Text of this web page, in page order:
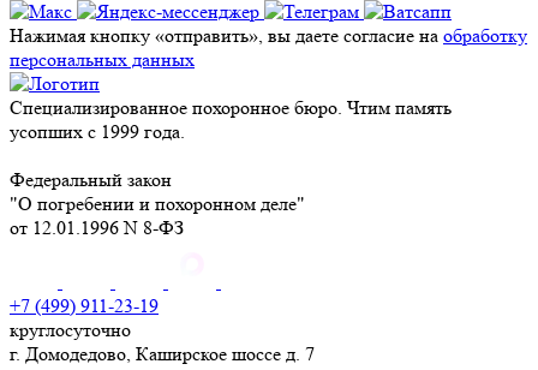
Нажимая кнопку «отправить», вы даете согласие на обработку
персональных данных
Специализированное похоронное бюро. Чтим память
усопших с 1999 года.
Федеральный закон
"О погребении и похоронном деле"
от 12.01.1996 N 8-ФЗ
+7 (499) 911-23-19
круглосуточно
г. Домодедово, Каширское шоссе д. 7